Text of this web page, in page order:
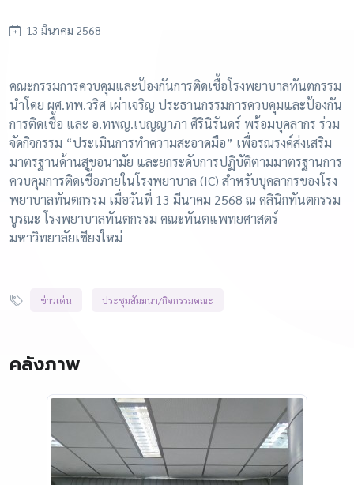
13 มีนาคม 2568
คณะกรรมการควบคุมและป้องกันการติดเชื้อโรงพยาบาลทันตกรรม
นำโดย ผศ.ทพ.วริศ เผ่าเจริญ ประธานกรรมการควบคุมและป้องกัน
การติดเชื้อ และ อ.ทพญ.เบญญาภา ศิรินิรันดร์ พร้อมบุคลากร ร่วม
จัดกิจกรรม “ประเมินการทำความสะอาดมือ” เพื่อรณรงค์ส่งเสริม
มาตรฐานด้านสุขอนามัย และยกระดับการปฏิบัติตามมาตรฐานการ
ควบคุมการติดเชื้อภายในโรงพยาบาล (IC) สำหรับบุคลากรของโรง
พยาบาลทันตกรรม เมื่อวันที่ 13 มีนาคม 2568 ณ คลินิกทันตกรรม
บูรณะ โรงพยาบาลทันตกรรม คณะทันตแพทยศาสตร์
มหาวิทยาลัยเชียงใหม่
ข่าวเด่น ประชุมสัมมนา/กิจกรรมคณะ
คลังภาพ